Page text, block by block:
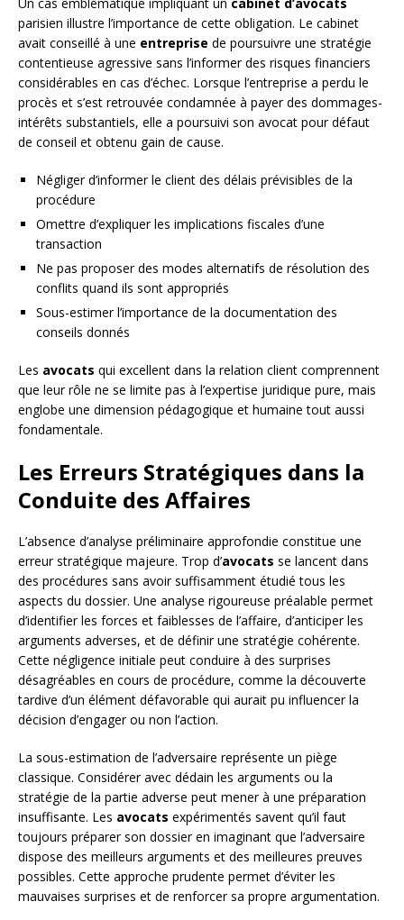
parisien illustre l’importance de cette obligation. Le cabinet
avait conseillé à une entreprise de poursuivre une stratégie
contentieuse agressive sans l’informer des risques financiers
considérables en cas d’échec. Lorsque l’entreprise a perdu le
procès et s’est retrouvée condamnée à payer des dommages-
intérêts substantiels, elle a poursuivi son avocat pour défaut
de conseil et obtenu gain de cause.
Négliger d’informer le client des délais prévisibles de la
procédure
Omettre d’expliquer les implications fiscales d’une
transaction
Ne pas proposer des modes alternatifs de résolution des
conflits quand ils sont appropriés
Sous-estimer l’importance de la documentation des
conseils donnés
Les avocats qui excellent dans la relation client comprennent
que leur rôle ne se limite pas à l’expertise juridique pure, mais
englobe une dimension pédagogique et humaine tout aussi
fondamentale.
Les Erreurs Stratégiques dans la
Conduite des Affaires
L’absence d’analyse préliminaire approfondie constitue une
erreur stratégique majeure. Trop d’avocats se lancent dans
des procédures sans avoir suffisamment étudié tous les
aspects du dossier. Une analyse rigoureuse préalable permet
d’identifier les forces et faiblesses de l’affaire, d’anticiper les
arguments adverses, et de définir une stratégie cohérente.
Cette négligence initiale peut conduire à des surprises
désagréables en cours de procédure, comme la découverte
tardive d’un élément défavorable qui aurait pu influencer la
décision d’engager ou non l’action.
La sous-estimation de l’adversaire représente un piège
classique. Considérer avec dédain les arguments ou la
stratégie de la partie adverse peut mener à une préparation
insuffisante. Les avocats expérimentés savent qu’il faut
toujours préparer son dossier en imaginant que l’adversaire
dispose des meilleurs arguments et des meilleures preuves
possibles. Cette approche prudente permet d’éviter les
mauvaises surprises et de renforcer sa propre argumentation.